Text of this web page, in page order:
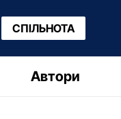
СПІЛЬНОТА
Автори